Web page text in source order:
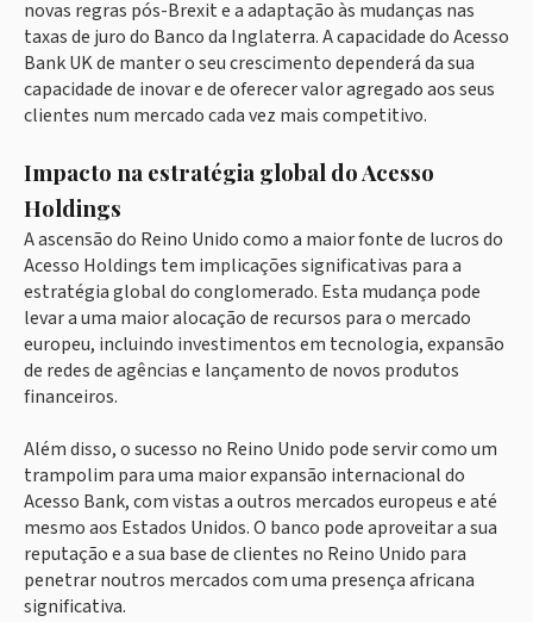
novas regras pós-Brexit e a adaptação às mudanças nas
taxas de juro do Banco da Inglaterra. A capacidade do Acesso
Bank UK de manter o seu crescimento dependerá da sua
capacidade de inovar e de oferecer valor agregado aos seus
clientes num mercado cada vez mais competitivo.
Impacto na estratégia global do Acesso
Holdings
A ascensão do Reino Unido como a maior fonte de lucros do
Acesso Holdings tem implicações significativas para a
estratégia global do conglomerado. Esta mudança pode
levar a uma maior alocação de recursos para o mercado
europeu, incluindo investimentos em tecnologia, expansão
de redes de agências e lançamento de novos produtos
financeiros.
Além disso, o sucesso no Reino Unido pode servir como um
trampolim para uma maior expansão internacional do
Acesso Bank, com vistas a outros mercados europeus e até
mesmo aos Estados Unidos. O banco pode aproveitar a sua
reputação e a sua base de clientes no Reino Unido para
penetrar noutros mercados com uma presença africana
significativa.